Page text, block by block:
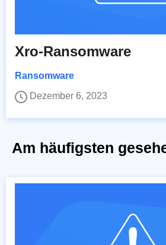
Xro-Ransomware
Ransomware
Dezember 6, 2023
Am häufigsten